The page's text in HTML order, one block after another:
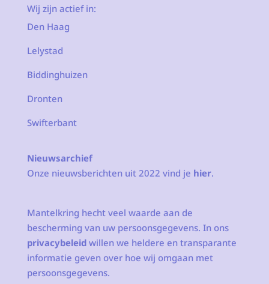
Wij zijn actief in:
Den Haag
Lelystad
Biddinghuizen
Dronten
Swifterbant
Nieuwsarchief
Onze nieuwsberichten uit 2022 vind je hier.
Mantelkring hecht veel waarde aan de
bescherming van uw persoonsgegevens. In ons
privacybeleidwillen we heldere en transparante
informatie geven over hoe wij omgaan met
persoonsgegevens.